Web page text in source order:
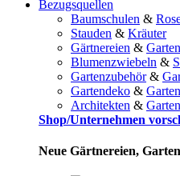
Bezugsquellen
Baumschulen &
Stauden & Kräuter
Gärtnereien &
Blumenzwiebeln &
Gartenzubehör&
Gartendeko &
Architekten &
Shop/Unternehmen
Neue Gärtnereien,